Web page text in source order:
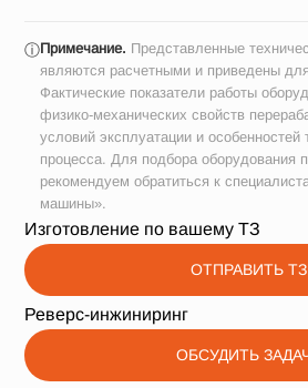
ⓘПримечание. Представленные
являются расчетными и приведены
Фактические показатели работы
физико-механических свойств
условий эксплуатации и особенностей
процесса. Для подбора оборудования
рекомендуем обратиться к
машины».
Изготовление по вашему ТЗ
ОТПРАВИТЬ ТЗ
Реверс-инжиниринг
ОБСУДИТЬ